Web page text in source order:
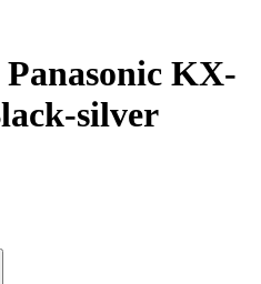
KX-
silver